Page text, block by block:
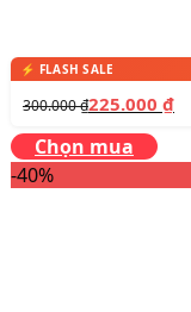
300.000₫225.000 ₫
Chọn mua
-40%